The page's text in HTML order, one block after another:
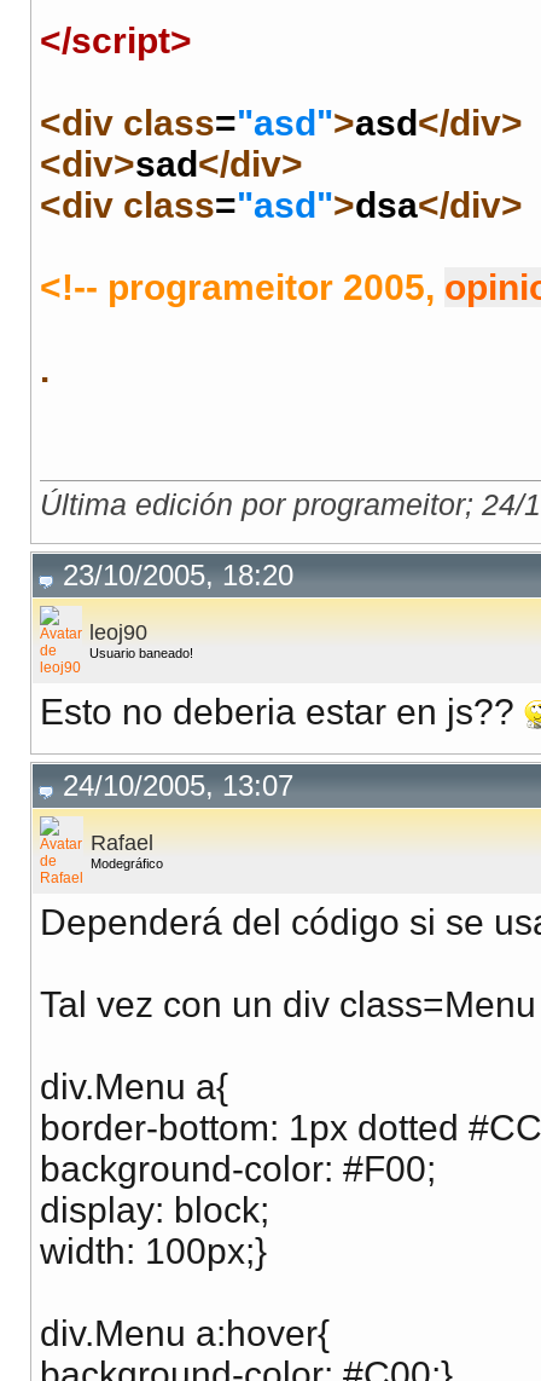
</script>
<div class="asd">asd</div>
<div>sad</div>
<div class="asd">dsa</div>
<!-- programeitor 2005,
.
Última edición por programeitor;
23/10/2005, 18:20
leoj90
Usuario baneado!
Esto no deberia estar en js??
24/10/2005, 13:07
Rafael
Modegráfico
Dependerá del código si se
Tal vez con un div
div.Menu a{
border-bottom: 1px dotted
background-color: #F00;
display: block;
width: 100px;}
div.Menu a:hover{